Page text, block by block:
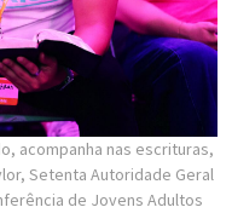
acompanha nas escrituras,
Setenta Autoridade Geral
de Jovens Adultos